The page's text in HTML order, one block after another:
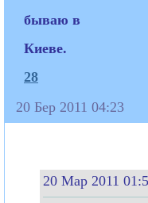
бываю в
Киеве.
28
20 Бер 2011 04:23
20 Мар 2011